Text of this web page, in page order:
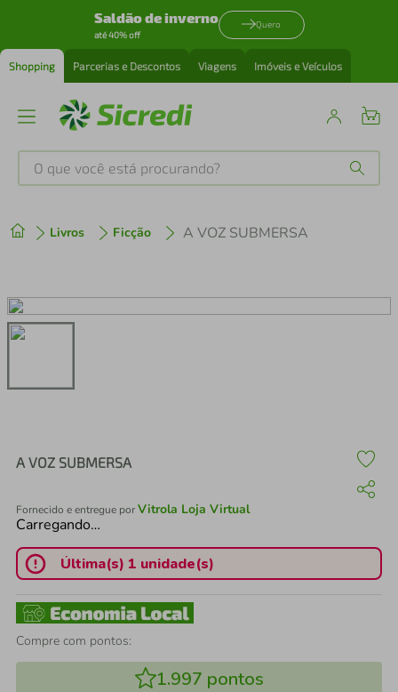
Saldão de inverno
até 40% off
Quero
Shopping Parcerias e Descontos Viagens Imóveis e Veículos
O que você está procurando?
Livros Ficção A VOZ SUBMERSA
A VOZ SUBMERSA
Fornecido e entregue porVitrola Loja Virtual
Carregando…
Última(s) 1 unidade(s)
Compre com pontos:
1.997 pontos
2º cafeteira